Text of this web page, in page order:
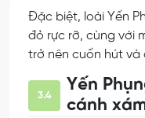
Đặc biệt, loài Yến
đỏ rực rỡ, cùng với
trở nên cuốn hút và
3.4
Yến
cánh